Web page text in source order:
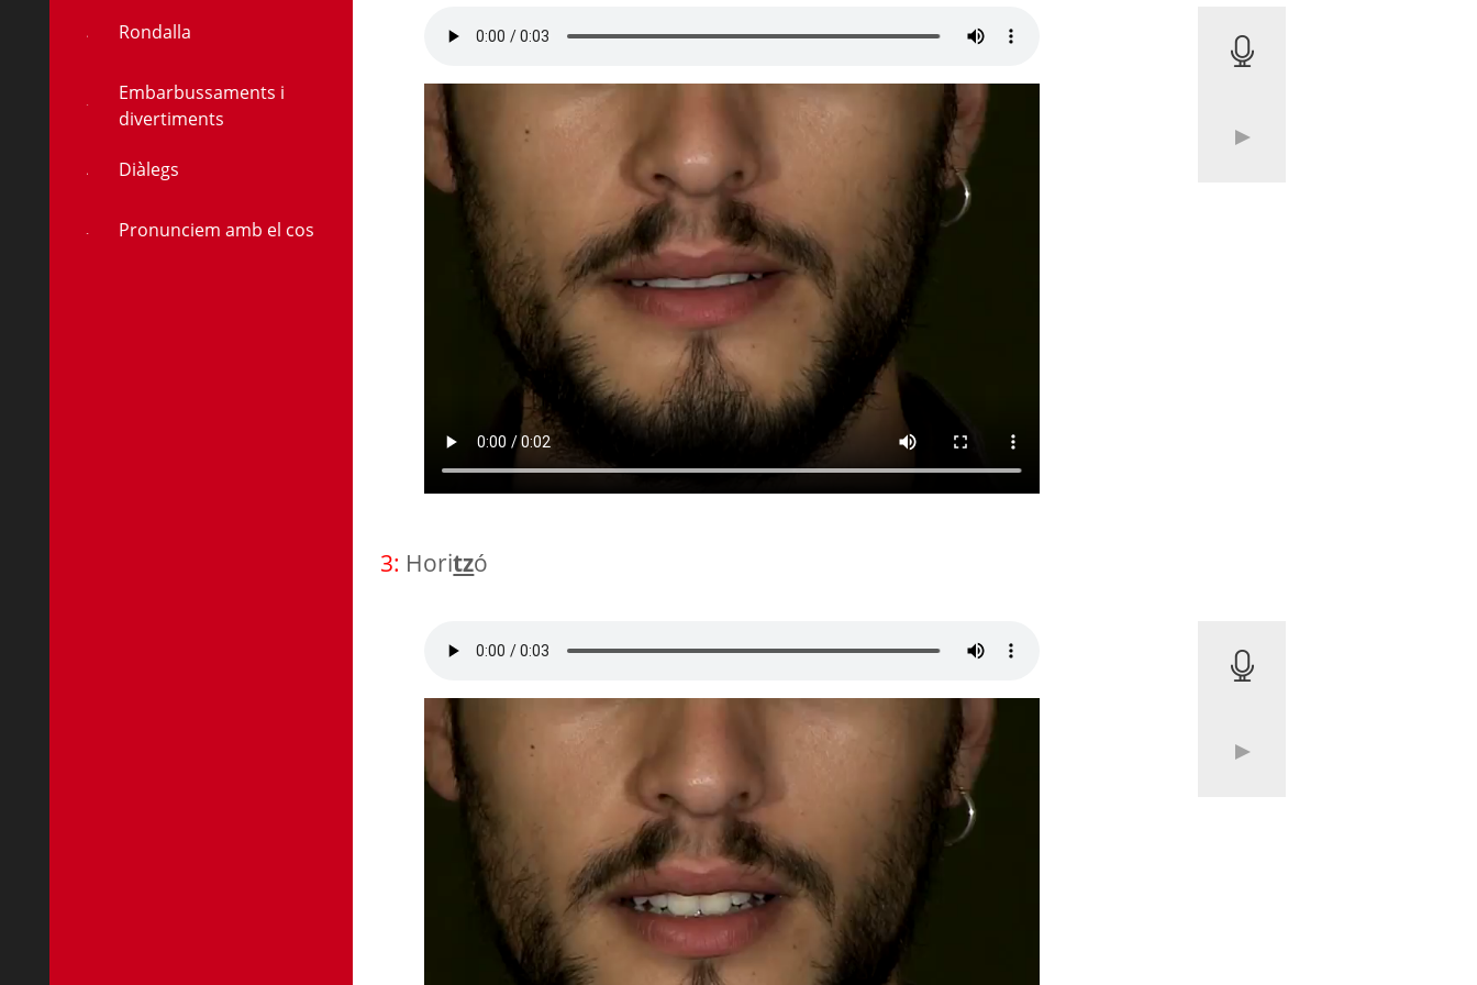
Rondalla
Embarbussaments i
divertiments
Diàlegs
Pronunciem amb el cos
3: Horitzó